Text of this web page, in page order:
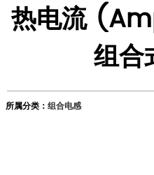
热电流
组合
所属分类： 组合电感